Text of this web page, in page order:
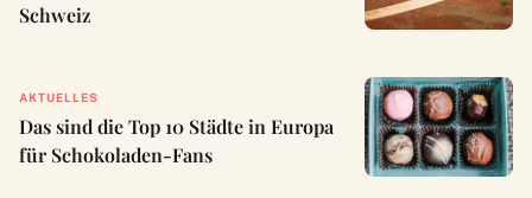
Schweiz
AKTUELLES
Das sind die Top 10 Städte in Europa
für Schokoladen-Fans